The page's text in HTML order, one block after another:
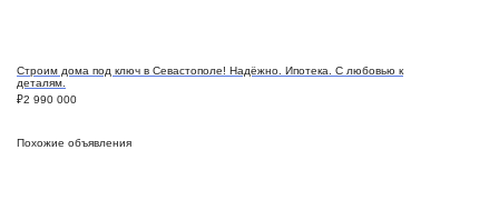
Строим дома под ключ в Севастополе! Надёжно. Ипотека. С любовью к
деталям.
₽2 990 000
Похожие объявления